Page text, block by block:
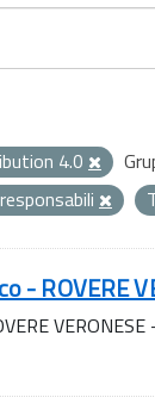
4.0
- ROVERE